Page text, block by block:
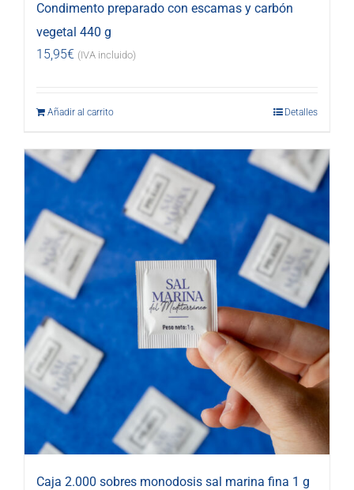
Condimento preparado con escamas y carbón
vegetal 440 g
15,95€ (IVA incluido)
Añadir al carrito Detalles
Caja 2.000 sobres monodosis sal marina fina 1 g